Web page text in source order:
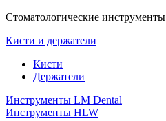
Стоматологические инструменты
Кисти и держатели
Кисти
Держатели
Инструменты LM Dental
Инструменты HLW